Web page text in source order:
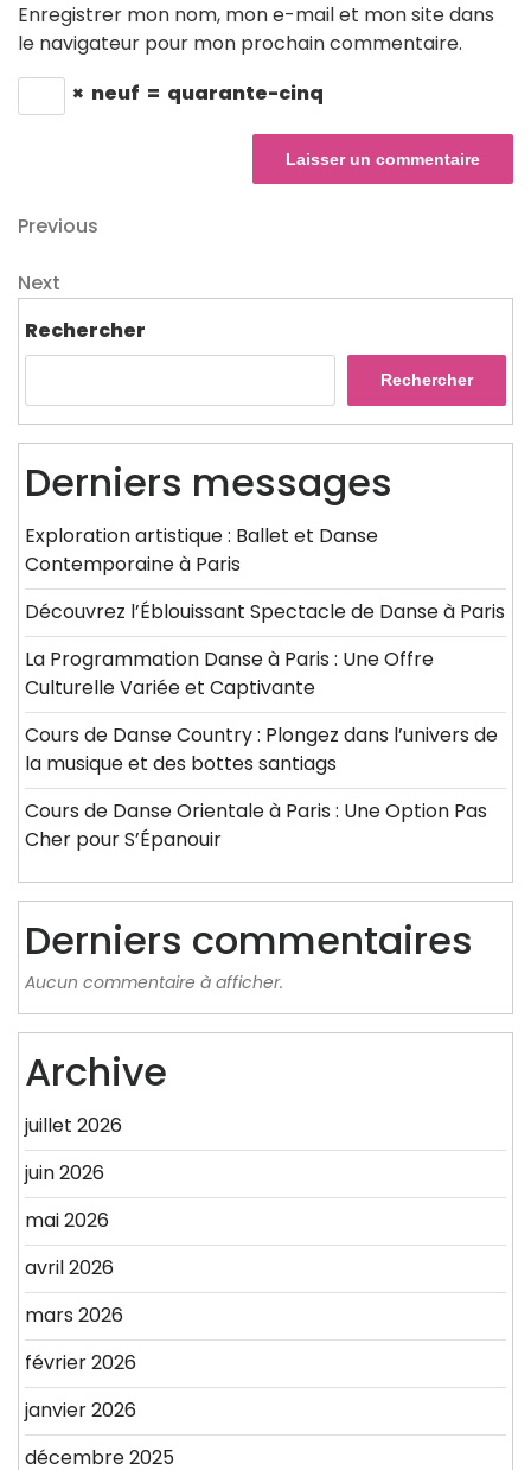
Enregistrer mon nom, mon e-mail et mon site dans
le navigateur pour mon prochain commentaire.
× neuf = quarante-cinq
Navigation
de
l’article
Previous
Previous
Next
Next
Rechercher
Rechercher
Derniers messages
Exploration artistique : Ballet et Danse
Contemporaine à Paris
Découvrez l’Éblouissant Spectacle de Danse à Paris
La Programmation Danse à Paris : Une Offre
Culturelle Variée et Captivante
Cours de Danse Country : Plongez dans l’univers de
la musique et des bottes santiags
Cours de Danse Orientale à Paris : Une Option Pas
Cher pour S’Épanouir
Derniers commentaires
Aucun commentaire à afficher.
Archive
juillet 2026
juin 2026
mai 2026
avril 2026
mars 2026
février 2026
janvier 2026
décembre 2025